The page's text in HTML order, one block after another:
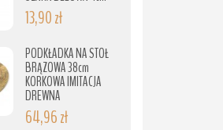
13,90 zł
PODKŁADKA NA STÓŁ
BRĄZOWA 38cm
KORKOWA IMITACJA
DREWNA
64,96 zł